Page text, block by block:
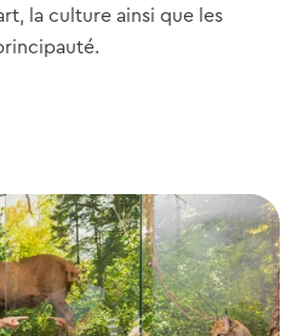
la culture ainsi que les